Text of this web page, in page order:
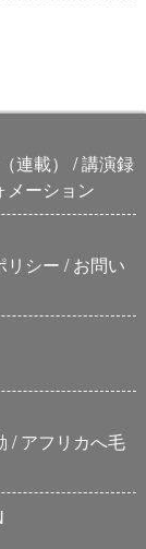
連載）
講演録
メーション
リシー
お問い
アフリカへ毛